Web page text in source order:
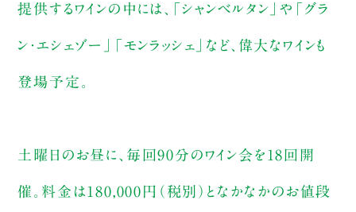
提供するワインの中には、「シャンベルタン」や「グラ
ン・エシェゾー」「モンラッシェ」など、偉大なワインも
登場予定。
土曜日のお昼に、毎回90分のワイン会を18回開
催。料金は180,000円（税別）となかなかのお値段